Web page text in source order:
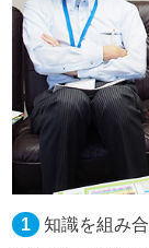
1 知識を組み